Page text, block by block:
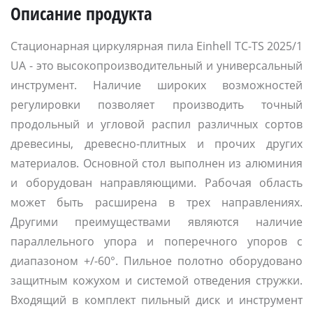
Описание продукта
Стационарная циркулярная пила Einhell TC-TS 2025/1
UA - это высокопроизводительный и универсальный
инструмент. Наличие широких возможностей
регулировки позволяет производить точный
продольный и угловой распил различных сортов
древесины, древесно-плитных и прочих других
материалов. Основной стол выполнен из алюминия
и оборудован направляющими. Рабочая область
может быть расширена в трех направлениях.
Другими преимуществами являются наличие
параллельного упора и поперечного упоров с
диапазоном +/-60°. Пильное полотно оборудовано
защитным кожухом и системой отведения стружки.
Входящий в комплект пильный диск и инструмент